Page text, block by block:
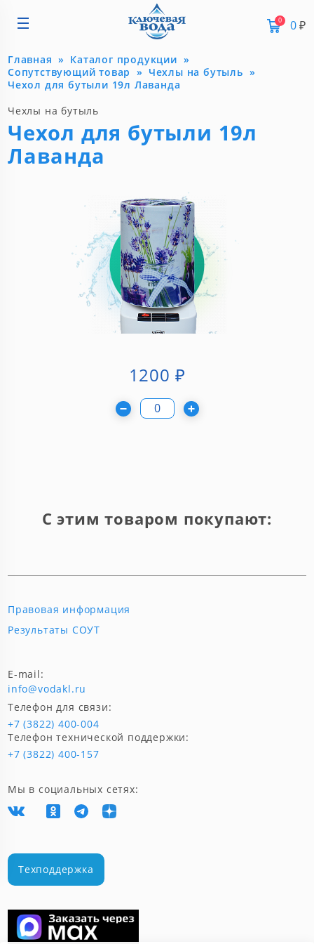
0 0₽
Главная
Каталог продукции
Сопутствующий товар
Чехлы на бутыль
Чехол для бутыли 19л Лаванда
Чехлы на бутыль
Чехол для бутыли 19л
Лаванда
1200 ₽
С этим товаром покупают:
Правовая информация
Результаты СОУТ
Телефон для связи:
+7 (3822) 400-004
Телефон технической поддержки:
+7 (3822) 400-157
E-mail:
info@vodakl.ru
Мы в социальных сетях:
Техподдержка